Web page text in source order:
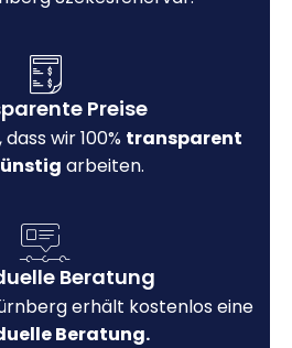
Preise
wir 100% transparent
arbeiten.
Beratung
erhält kostenlos eine
Beratung.